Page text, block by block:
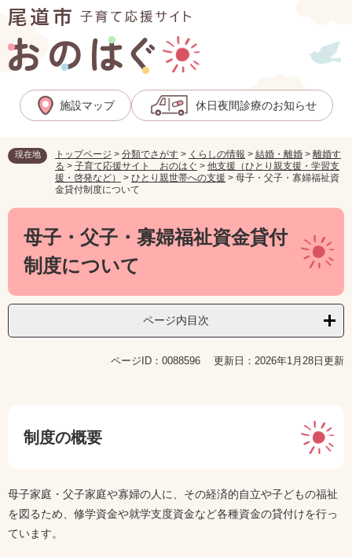
ペ
ー
ジ
の
先
メ
ニ
ュ
ー
を
本
施設マップ 休日夜間診療のお知らせ
現在地 トップページ > 分類でさがす > くらしの情報 > 結婚・離婚 > 離婚す
る > 子育て応援サイト おのはぐ > 他支援（ひとり親支援・学習支
援・啓発など）
> ひとり親世帯への支援 > 母子・父子・寡婦福祉資
金貸付制度について
本
母子・父子・寡婦福祉資金貸付
制度について
ページ内目次
ページID：0088596 更新日：2026年1月28日更新
制度の概要
母子家庭・父子家庭や寡婦の人に、その経済的自立や子どもの福祉
を図るため、修学資金や就学支度資金など各種資金の貸付けを行っ
ています。